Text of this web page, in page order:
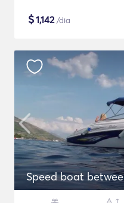
$1,142/dia
Speed boat